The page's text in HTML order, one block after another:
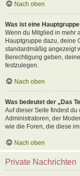
Nach oben
Was ist eine
Wenn du Mitglied in mehr
Hauptgruppe dazu, deine
standardmäßig angezeigt
Berechtigung geben,
festzulegen.
Nach oben
Was bedeutet der „Das
Auf dieser Seite findest
Administratoren, der
wie die Foren, die diese
Nach oben
Private Nachrichten